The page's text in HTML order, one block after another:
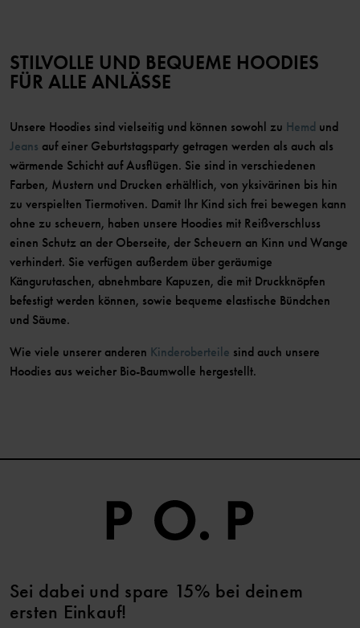
STILVOLLE UND BEQUEME HOODIES
FÜR ALLE ANLÄSSE
Unsere Hoodies sind vielseitig und können sowohl zu Hemd und
Jeans auf einer Geburtstagsparty getragen werden als auch als
wärmende Schicht auf Ausflügen. Sie sind in verschiedenen
Farben, Mustern und Drucken erhältlich, von yksivärinen bis hin
zu verspielten Tiermotiven. Damit Ihr Kind sich frei bewegen kann
ohne zu scheuern, haben unsere Hoodies mit Reißverschluss
einen Schutz an der Oberseite, der Scheuern an Kinn und Wange
verhindert. Sie verfügen außerdem über geräumige
Kängurutaschen, abnehmbare Kapuzen, die mit Druckknöpfen
befestigt werden können, sowie bequeme elastische Bündchen
und Säume.
Wie viele unserer anderen Kinderoberteile sind auch unsere
Hoodies aus weicher Bio-Baumwolle hergestellt.
Sei dabei und spare 15% bei deinem
ersten Einkauf!